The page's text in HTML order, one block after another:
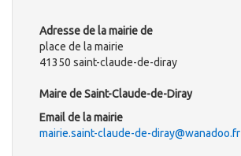
Adresse de la mairie de
place de la mairie
41350 saint-claude-de-diray
Maire de Saint-Claude-de-Diray
Email de la mairie
mairie.saint-claude-de-diray@wanadoo.fr